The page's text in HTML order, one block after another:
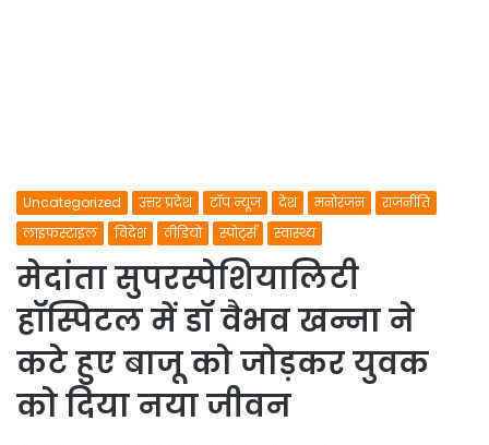
Uncategorized उत्तर प्रदेश टॉप न्यूज देश मनोरंजन
राजनीति
लाइफस्टाइल
विदेश वीडियो स्पोर्ट्स स्वास्थ्य
मेदांता सुपरस्पेशियालिटी
हॉस्पिटल में डॉ वैभव खन्ना ने
कटे हुए बाजू को जोड़कर युवक
को दिया नया जीवन